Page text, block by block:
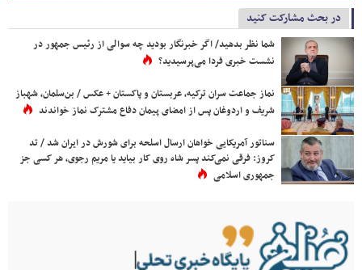
در بحث مشارکت کنید
شما نظر بدهید/ اگر خبرنگار بودید چه سوالی از رئیس جمهور در
نشست خبری فردا می‌پرسیدید؟
نماز جماعت سران ترکیه، عربستان و پاکستان + عکس / بن‌سلمان، شهباز
شریف و اردوغان پس از امضای پیمان دفاع مشترک نماز خواندند
سناتور آمریکایی خواهان ارسال اسلحه برای شورش در ایران شد / تد
کروز: فرقی نمی‌کند پسر شاه روی کار بیاید یا مریم رجوی، هر کسی جز
جمهوری اسلامی